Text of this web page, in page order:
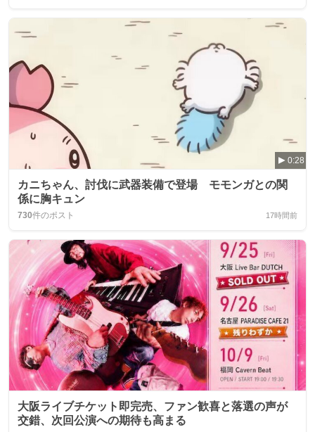
0:28
カニちゃん、討伐に武器装備で登場 モモンガとの関
係に胸キュン
730件のポスト 17時間前
大阪ライブチケット即完売、ファン歓喜と落選の声が
交錯、次回公演への期待も高まる